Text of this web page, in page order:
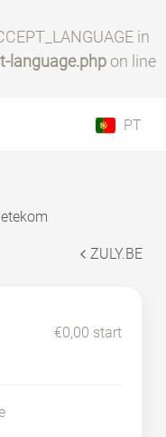
in
on line
PT
ZULY.BE
€0,00 start